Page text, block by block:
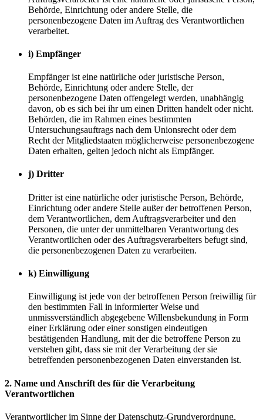
Behörde, Einrichtung oder andere Stelle, die
personenbezogene Daten im Auftrag des Verantwortlichen
verarbeitet.
i) Empfänger
Empfänger ist eine natürliche oder juristische Person,
Behörde, Einrichtung oder andere Stelle, der
personenbezogene Daten offengelegt werden, unabhängig
davon, ob es sich bei ihr um einen Dritten handelt oder nicht.
Behörden, die im Rahmen eines bestimmten
Untersuchungsauftrags nach dem Unionsrecht oder dem
Recht der Mitgliedstaaten möglicherweise personenbezogene
Daten erhalten, gelten jedoch nicht als Empfänger.
j) Dritter
Dritter ist eine natürliche oder juristische Person, Behörde,
Einrichtung oder andere Stelle außer der betroffenen Person,
dem Verantwortlichen, dem Auftragsverarbeiter und den
Personen, die unter der unmittelbaren Verantwortung des
Verantwortlichen oder des Auftragsverarbeiters befugt sind,
die personenbezogenen Daten zu verarbeiten.
k) Einwilligung
Einwilligung ist jede von der betroffenen Person freiwillig für
den bestimmten Fall in informierter Weise und
unmissverständlich abgegebene Willensbekundung in Form
einer Erklärung oder einer sonstigen eindeutigen
bestätigenden Handlung, mit der die betroffene Person zu
verstehen gibt, dass sie mit der Verarbeitung der sie
betreffenden personenbezogenen Daten einverstanden ist.
2. Name und Anschrift des für die Verarbeitung
Verantwortlichen
Verantwortlicher im Sinne der Datenschutz-Grundverordnung,